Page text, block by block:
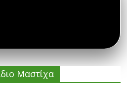
Μαστίχα